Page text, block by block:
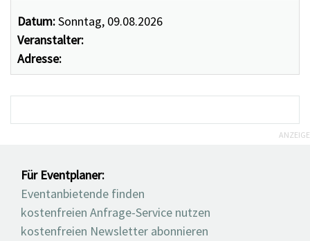
Datum:Sonntag, 09.08.2026
Veranstalter:
Adresse:
ANZEIGE
Für Eventplaner:
Eventanbietende finden
kostenfreien Anfrage-Service nutzen
kostenfreien Newsletter abonnieren